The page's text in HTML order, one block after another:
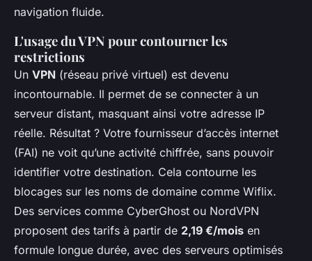
navigation fluide.
L'usage du VPN pour contourner les
restrictions
Un VPN (réseau privé virtuel) est devenu
incontournable. Il permet de se connecter à un
serveur distant, masquant ainsi votre adresse IP
réelle. Résultat ? Votre fournisseur d’accès internet
(FAI) ne voit qu’une activité chiffrée, sans pouvoir
identifier votre destination. Cela contourne les
blocages sur les noms de domaine comme Wiflix.
Des services comme CyberGhost ou NordVPN
proposent des tarifs à partir de 2,19 €/mois en
formule longue durée, avec des serveurs optimisés